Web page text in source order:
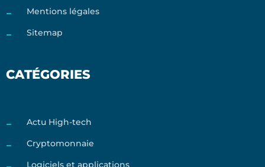
Mentions légales
Sitemap
CATÉGORIES
Actu High-tech
Cryptomonnaie
Logiciels et applications